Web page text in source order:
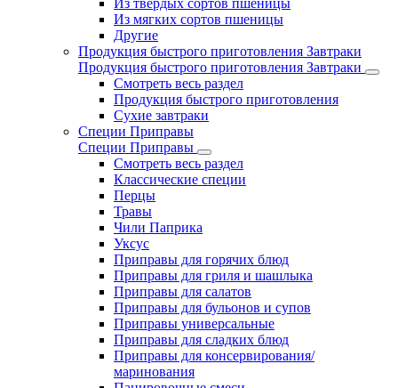
Из твердых сортов пшеницы
Из мягких сортов пшеницы
Другие
Продукция быстрого приготовления Завтраки
Продукция быстрого приготовления Завтраки
Смотреть весь раздел
Продукция быстрого приготовления
Сухие завтраки
Специи Приправы
Специи Приправы
Смотреть весь раздел
Классические специи
Перцы
Травы
Чили Паприка
Уксус
Приправы для горячих блюд
Приправы для гриля и шашлыка
Приправы для салатов
Приправы для бульонов и супов
Приправы универсальные
Приправы для сладких блюд
Приправы для консервирования/
маринования